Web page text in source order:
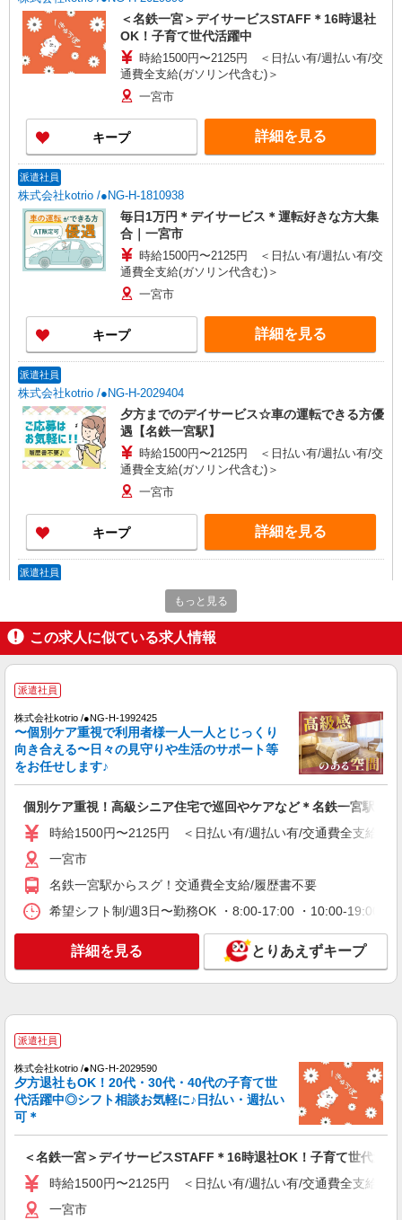
＜名鉄一宮＞デイサービスSTAFF＊16時退社
OK！子育て世代活躍中
時給1500円〜2125円 ＜日払い有/週払い有/交
通費全支給(ガソリン代含む)＞
一宮市
キープ 詳細を見る
派遣社員
株式会社kotrio /●NG-H-1810938
毎日1万円＊デイサービス＊運転好きな方大集
合｜一宮市
時給1500円〜2125円 ＜日払い有/週払い有/交
通費全支給(ガソリン代含む)＞
一宮市
キープ 詳細を見る
派遣社員
株式会社kotrio /●NG-H-2029404
夕方までのデイサービス☆車の運転できる方優
遇【名鉄一宮駅】
時給1500円〜2125円 ＜日払い有/週払い有/交
通費全支給(ガソリン代含む)＞
一宮市
キープ 詳細を見る
派遣社員
株式会社kotrio /●NG-H-1822359
≪名鉄一宮駅≫1日1.2万も可☆綺麗な高齢者マ
ンションで見守りなど
通費全支給(ガソリン代含む)＞
キープ 詳細を見る
派遣社員
株式会社kotrio /●NG-H-1905993
名鉄一宮駅▼綺麗なサ高住で生活ケア▼清掃や
フロアの巡回など
一宮市
派遣社員
株式会社kotrio /●NG-H-2029857
通費全支給(ガソリン代含む)＞
一宮市
詳細を見る
派遣社員
株式会社kotrio /●NG-H-2031081
もっと見る
この求人に似ている求人情報
派遣社員
株式会社kotrio /●NG-H-1992425
〜個別ケア重視で利用者様一人一人とじっくり
向き合える〜日々の見守りや生活のサポート等
をお任せします♪
個別ケア重視！高級シニア住宅で巡回やケアなど＊名鉄一宮駅/日
時給1500円〜2125円 ＜日払い有/週払い有/交通費全支給(ガ
一宮市
名鉄一宮駅からスグ！交通費全支給/履歴書不要
希望シフト制/週3日〜勤務OK ・8:00-17:00 ・10:00-19:00
詳細を見る とりあえずキープ
派遣社員
株式会社kotrio /●NG-H-2029590
夕方退社もOK！20代・30代・40代の子育て世
代活躍中◎シフト相談お気軽に♪日払い・週払い
可＊
＜名鉄一宮＞デイサービスSTAFF＊16時退社OK！子育て世代活躍
時給1500円〜2125円 ＜日払い有/週払い有/交通費全支給(ガ
一宮市